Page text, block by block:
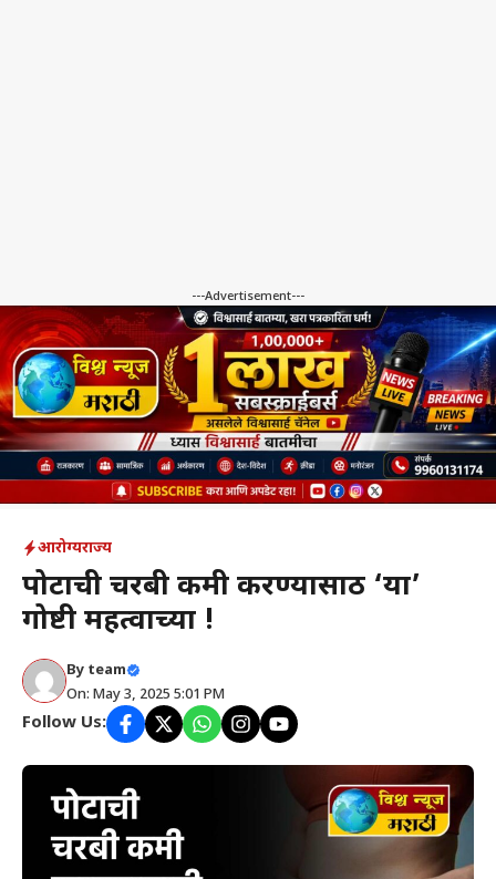
---Advertisement---
आरोग्यराज्य
पोटाची चरबी कमी करण्यासाठी ‘या’
गोष्टी महत्वाच्या !
By team
On: May 3, 2025 5:01 PM
Follow Us: